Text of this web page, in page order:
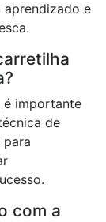
aprendizado e
é importante
de
para
com a